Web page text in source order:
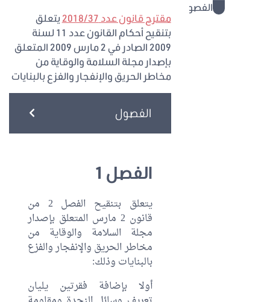
الفصول
مقترح قانون عدد 2018/37
يتعلق
بتنقيح أحكام القانون عدد 11 لسنة
2009 الصادر في 2 مارس 2009 المتعلق
بإصدار مجلة السلامة والوقاية من
مخاطر الحريق والإنفجار والفزع بالبنايات
الفصول
الفصل 1
يتعلق بتنقيح الفصل 2 من
قانون 2 مارس المتعلق بإصدار
مجلة السلامة والوقاية من
مخاطر الحريق والإنفجار والفزع
بالبنايات وذلك:
أولا بإضافة فقرتين يليان